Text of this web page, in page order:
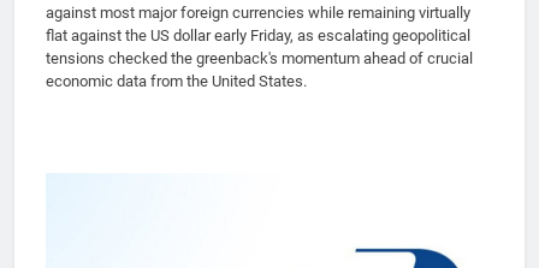
against most major foreign currencies while remaining virtually
flat against the US dollar early Friday, as escalating geopolitical
tensions checked the greenback's momentum ahead of crucial
economic data from the United States.